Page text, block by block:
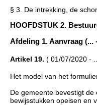
§ 3. De intrekking, de
HOOFDSTUK 2.
Afdeling 1. Aanvraag (...
Artikel 19. ( 01/07/2020 -
Het model van het
De gemeente bevestigt
bewijsstukken opeisen en